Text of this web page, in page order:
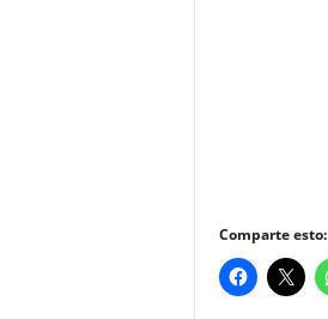
Comparte esto: